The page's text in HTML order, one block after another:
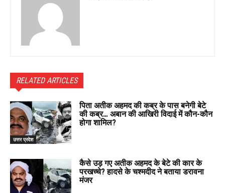
RELATED ARTICLES
उत्तर प्रदेश
पिता अतीक अहमद की कब्र के पास बनेगी बेटे
की कब्र… अबान की आखिरी विदाई में कौन-कौन
होगा शामिल?
कैसे उड़ गए अतीक अहमद के बेटे की कार के
परखच्चे? हादसे के चश्मदीद ने बताया डरावना
मंजर